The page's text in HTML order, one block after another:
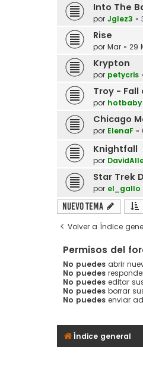
Into The
por Jglez3 »
Rise
por Mar » 29
Krypton
por petycris
Troy - Fall
por hotbaby
Chicago
por ElenaF »
Knightfall
por
Star Trek
por el_gallo
Nuevo Tema
Volver a Índice
Permisos del
No puedes abrir
No puedes
No puedes editar
No puedes borrar
No puedes enviar
Índice general